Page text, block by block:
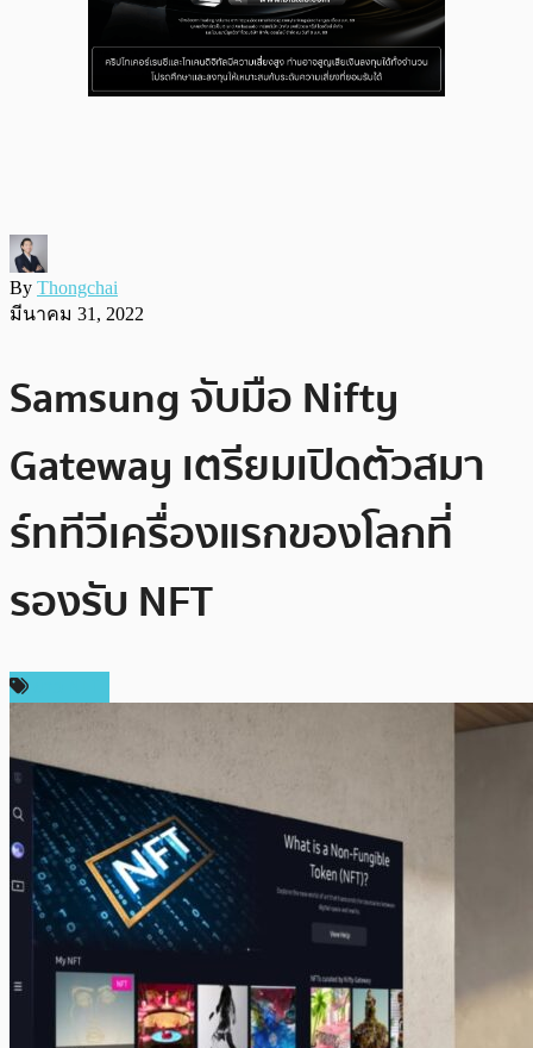
By Thongchai
มีนาคม 31, 2022
Samsung จับมือ Nifty
Gateway เตรียมเปิดตัวสมา
ร์ททีวีเครื่องแรกของโลกที่
รองรับ NFT